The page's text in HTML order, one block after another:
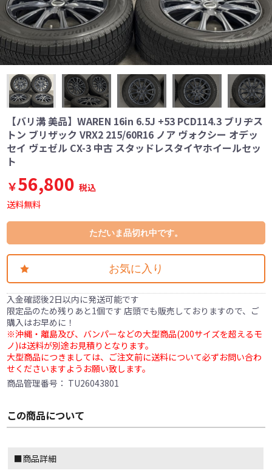
【バリ溝 美品】WAREN 16in 6.5J +53 PCD114.3 ブリヂス
トン ブリザック VRX2 215/60R16 ノア ヴォクシー オデッ
セイ ヴェゼル CX-3 中古 スタッドレスタイヤホイールセッ
ト
￥56,800 税込
送料無料
ただいま品切れ中です。
お気に入り
入金確認後2日以内に発送可能です
限定品のため残りあと1個です 店頭でも販売しておりますので、ご
購入はお早めに！
※沖縄・離島及び、バンパーなどの大型商品(200サイズを超えるモ
ノ)は送料が別途お見積りとなります。
大型商品につきましては、ご注文前に送料について必ずお問い合わ
せくださいますようお願い致します。
商品管理番号： TU26043801
この商品について
■商品詳細